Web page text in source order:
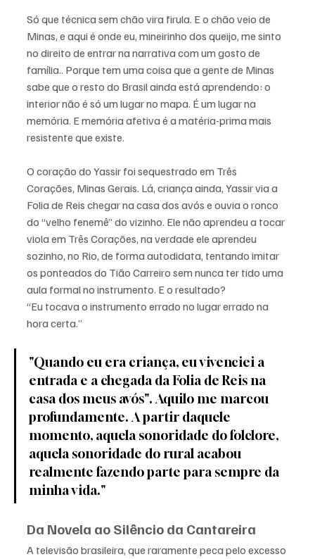
Só que técnica sem chão vira firula. E o chão veio de
Minas, e aqui é onde eu, mineirinho dos queijo, me sinto
no direito de entrar na narrativa com um gosto de
família.. Porque tem uma coisa que a gente de Minas
sabe que o resto do Brasil ainda está aprendendo: o
interior não é só um lugar no mapa. É um lugar na
memória. E memória afetiva é a matéria-prima mais
resistente que existe.
O coração do Yassir foi sequestrado em Três
Corações, Minas Gerais. Lá, criança ainda, Yassir via a
Folia de Reis chegar na casa dos avós e ouvia o ronco
do “velho fenemê” do vizinho. Ele não aprendeu a tocar
viola em Três Corações, na verdade ele aprendeu
sozinho, no Rio, de forma autodidata, tentando imitar
os ponteados do Tião Carreiro sem nunca ter tido uma
aula formal no instrumento. E o resultado?
“Eu tocava o instrumento errado no lugar errado na
hora certa.”
"Quando eu era criança, eu vivenciei a
entrada e a chegada da Folia de Reis na
casa dos meus avós". Aquilo me marcou
profundamente. A partir daquele
momento, aquela sonoridade do folclore,
aquela sonoridade do rural acabou
realmente fazendo parte para sempre da
minha vida."
Da Novela ao Silêncio da Cantareira
A televisão brasileira, que raramente peca pelo excesso